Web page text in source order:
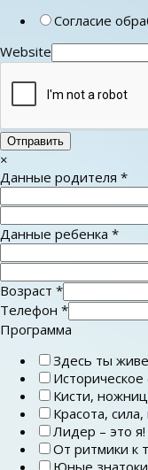
Согласие
Website
Отправить
×
Данные родителя *
Данные ребенка *
Возраст *
Телефон *
Программа
Здесь ты
Кисти,
Красота, сила,
Лидер – это я!
От ритмики к